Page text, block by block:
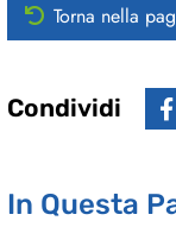
Torna nella
Condividi
In Questa